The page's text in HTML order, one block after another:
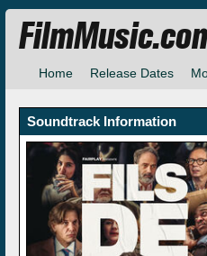
Home Release Dates
Soundtrack Information